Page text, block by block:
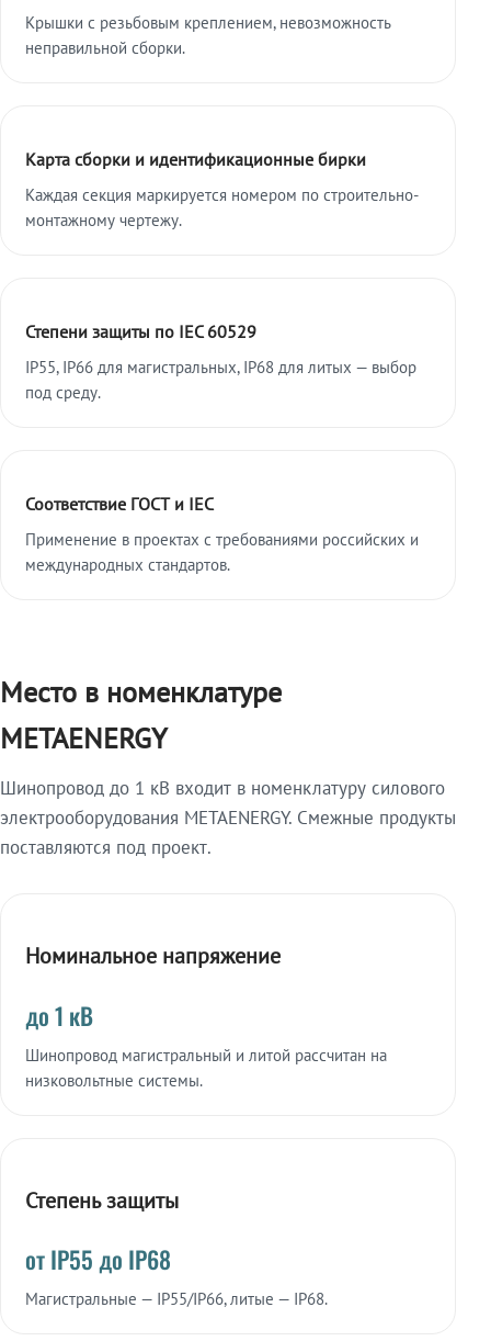
Крышки с резьбовым креплением, невозможность
неправильной сборки.
Карта сборки и идентификационные бирки
Каждая секция маркируется номером по строительно-
монтажному чертежу.
Степени защиты по IEC 60529
IP55, IP66 для магистральных, IP68 для литых — выбор
под среду.
Соответствие ГОСТ и IEC
Применение в проектах с требованиями российских и
международных стандартов.
Место в номенклатуре
METAENERGY
Шинопровод до 1 кВ входит в номенклатуру силового
электрооборудования METAENERGY. Смежные продукты
поставляются под проект.
Номинальное напряжение
до 1 кВ
Шинопровод магистральный и литой рассчитан на
низковольтные системы.
Степень защиты
от IP55 до IP68
Магистральные — IP55/IP66, литые — IP68.